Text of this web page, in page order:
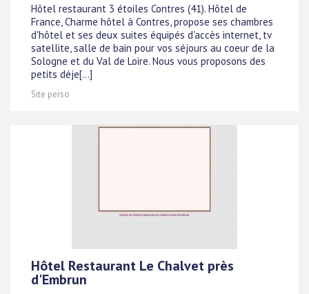
Hôtel restaurant 3 étoiles Contres (41). Hôtel de
France, Charme hôtel à Contres, propose ses chambres
d'hôtel et ses deux suites équipés d'accès internet, tv
satellite, salle de bain pour vos séjours au coeur de la
Sologne et du Val de Loire. Nous vous proposons des
petits déje[...]
Site perso
Hôtel Restaurant Le Chalvet près
d'Embrun